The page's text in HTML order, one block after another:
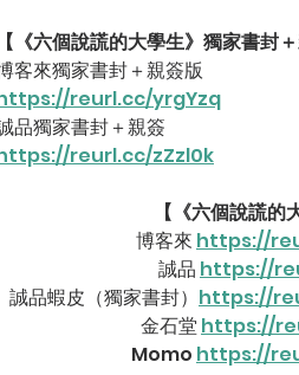
【《六個說謊的大學生》獨家書封＋
客來獨家書封＋親簽版
reurl.cc/yrgYzq
品獨家書封＋親簽
reurl.cc/zZzl0k
【《六個說謊的
博客來 https://
誠品 https://
誠品蝦皮（獨家書封） https://
金石堂 https://
Momo https://